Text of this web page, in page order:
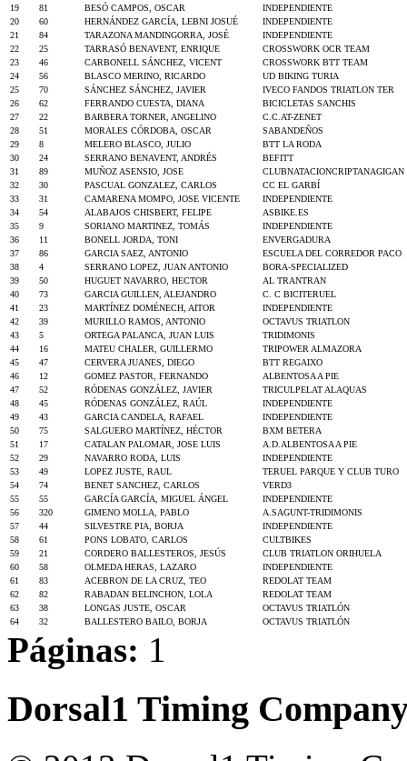
19
81 BESÓ CAMPOS, OSCAR
INDEPENDIENTE
20
60 HERNÁNDEZ GARCÍA, LEBNI JOSUÉ
INDEPENDIENTE
21
84 TARAZONA MANDINGORRA, JOSÉ
INDEPENDIENTE
22
25 TARRASÓ BENAVENT, ENRIQUE
CROSSWORK OCR TEAM
23
46 CARBONELL SÁNCHEZ, VICENT
CROSSWORK BTT TEAM
24
56 BLASCO MERINO, RICARDO
UD BIKING TURIA
25
70 SÁNCHEZ SÁNCHEZ, JAVIER
IVECO FANDOS TRIATLON TER
26
62 FERRANDO CUESTA, DIANA
BICICLETAS SANCHIS
27
22 BARBERA TORNER, ANGELINO
C.C.AT-ZENET
28
51 MORALES CÓRDOBA, OSCAR
SABANDEÑOS
29
8 MELERO BLASCO, JULIO
BTT LA RODA
30
24 SERRANO BENAVENT, ANDRÉS
BEFITT
31
89 MUÑOZ ASENSIO, JOSE
CLUBNATACIONCRIPTANAGIGAN
32
30 PASCUAL GONZALEZ, CARLOS
CC EL GARBÍ
33
31 CAMARENA MOMPO, JOSE VICENTE
INDEPENDIENTE
34
54 ALABAJOS CHISBERT, FELIPE
ASBIKE.ES
35
9 SORIANO MARTINEZ, TOMÁS
INDEPENDIENTE
36
11 BONELL JORDA, TONI
ENVERGADURA
37
86 GARCIA SAEZ, ANTONIO
ESCUELA DEL CORREDOR PACO
38
4 SERRANO LOPEZ, JUAN ANTONIO
BORA-SPECIALIZED
39
50 HUGUET NAVARRO, HECTOR
AL TRANTRAN
40
73 GARCIA GUILLEN, ALEJANDRO
C. C BICITERUEL
41
23 MARTÍNEZ DOMÉNECH, AITOR
INDEPENDIENTE
42
39 MURILLO RAMOS, ANTONIO
OCTAVUS TRIATLON
43
5 ORTEGA PALANCA, JUAN LUIS
TRIDIMONIS
44
16 MATEU CHALER, GUILLERMO
TRIPOWER ALMAZORA
45
47 CERVERA JUANES, DIEGO
BTT REGAIXO
46
12 GOMEZ PASTOR, FERNANDO
ALBENTOSA A PIE
47
52 RÓDENAS GONZÁLEZ, JAVIER
TRICULPELAT ALAQUAS
48
45 RÓDENAS GONZÁLEZ, RAÚL
INDEPENDIENTE
49
43 GARCIA CANDELA, RAFAEL
INDEPENDIENTE
50
75 SALGUERO MARTÍNEZ, HÉCTOR
BXM BETERA
51
17 CATALAN PALOMAR, JOSE LUIS
A.D.ALBENTOSA A PIE
52
29 NAVARRO RODA, LUIS
INDEPENDIENTE
53
49 LOPEZ JUSTE, RAUL
TERUEL PARQUE Y CLUB TURO
54
74 BENET SANCHEZ, CARLOS
VERD3
55
55 GARCÍA GARCÍA, MIGUEL ÁNGEL
INDEPENDIENTE
56
320 GIMENO MOLLA, PABLO
A.SAGUNT-TRIDIMONIS
57
44 SILVESTRE PIA, BORJA
INDEPENDIENTE
58
61 PONS LOBATO, CARLOS
CULTBIKES
59
21 CORDERO BALLESTEROS, JESÚS
CLUB TRIATLON ORIHUELA
60
58 OLMEDA HERAS, LAZARO
INDEPENDIENTE
61
83 ACEBRON DE LA CRUZ, TEO
REDOLAT TEAM
62
82 RABADAN BELINCHON, LOLA
REDOLAT TEAM
63
38 LONGAS JUSTE, OSCAR
OCTAVUS TRIATLÓN
64
32 BALLESTERO BAILO, BORJA OCTAVUS TRIATLÓN
Páginas: 1
Dorsal1 Timing